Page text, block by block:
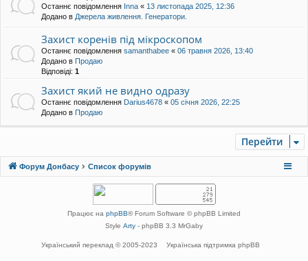
Останнє повідомлення Inna « 13 листопада 2025, 12:36
Додано в Джерела живлення. Генератори.
Захист коренів під мікроскопом
Останнє повідомлення samanthabee « 06 травня 2026, 13:40
Додано в Продаю
Відповіді: 1
Захист який не видно одразу
Останнє повідомлення Darius4678 « 05 січня 2026, 22:25
Додано в Продаю
Перейти
Форум Донбасу Список форумів
Працює на phpBB® Forum Software © phpBB Limited
Style Arty - phpBB 3.3 MrGaby
Український переклад © 2005-2023 Українська підтримка phpBB